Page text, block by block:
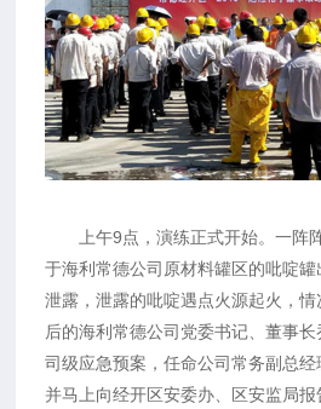
上午9点，演练正式开始。一阵
于海利常德公司原材料罐区的吡啶
泄露，泄露的吡啶遇点火源起火，
后的海利常德公司党委书记、董事
司级应急预案，任命公司常务副总经
并马上向经开区安委办、区安监局报